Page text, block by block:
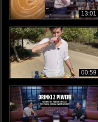
13:01
00:59